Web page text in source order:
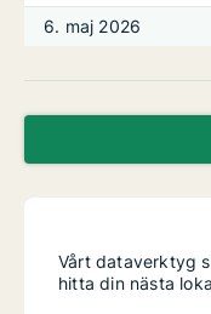
6. maj 2026
Vårt dataverktyg
hitta din nästa